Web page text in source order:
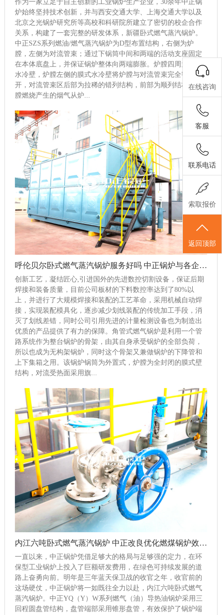
作为一家立足于自主创新的工业锅炉生产企业，30余年中正锅
炉始终坚持技术创新，并与西安交通大学、上海交通大学以及
北京之光锅炉研究所等高校和科研院所建立了密切的校企合作
关系，构建了一套完整的研发体系，新疆卧式燃气蒸汽锅炉。
中正SZS系列燃油/燃气蒸汽锅炉为D型布置结构，右侧为炉
膛，左侧为对流管束；通过下锅筒中间和两端的活动支座固定
在本体底盘上，并保证锅炉整体向两端膨胀。炉膛四周为膜式
水冷壁，炉膛左侧的膜式水冷壁将炉膛与对流管束完全密封隔
开，对流管束区后部为拉稀的错列结构，前部为顺列结构，炉
膛燃烧产生的烟气从炉...
呼伦贝尔卧式燃气蒸汽锅炉服务好吗 中正锅炉与各企业共创行业新未来
创新工艺，凝结匠心,引进国外的先进数控切割设备，保证后期
焊接和装备质量，目前公司板材的下料数控率达到了80%以
上，并进行了大规模焊接和装配的工艺革命，采用机械自动焊
接，实现装配模具化，逐步减少划线装配的传统加工手段，消
灭了划线差错，同时公司引用先进的计量检测设备也为制造出
优质的产品提供了有力的保障。角管式燃气锅炉是利用一个管
路系统作为整台锅炉的骨架，由其自身承受锅炉的全部负荷，
所以也成为无构架锅炉，同时这个骨架又兼做锅炉的下降管和
上下集箱之用。该锅炉锅筒为外置式，炉膛为全封闭的膜式壁
结构，对流受热面采用旗...
内江六吨卧式燃气蒸汽锅炉 中正改良优化燃煤锅炉效率达到82%
一直以来，中正锅炉凭借足够大的格局与足够强的定力，在环
保型工业锅炉上投入了巨额研发费用，在绿色可持续发展的道
路上奋勇向前。明年是三年蓝天保卫战的收官之年，收官前的
这场硬仗，中正锅炉将一如既往全力以赴，内江六吨卧式燃气
蒸汽锅炉。中正YQ（Y）W系列燃气（油）导热油锅炉采用三
回程圆盘管结构，盘管端部采用锥形盘管，有效保护了锅炉端
在线咨询
客服
联系电话
索取报价
返回顶部